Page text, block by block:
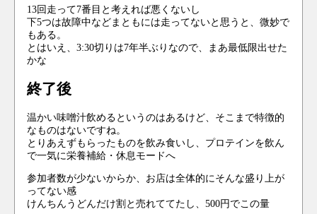
13回走って7番目と考えれば悪くないし
下5つは故障中などまともには走ってないと思うと、微妙で
もある。
とはいえ、3:30切りは7年半ぶりなので、まあ最低限出せた
かな
終了後
温かい味噌汁飲めるというのはあるけど、そこまで特徴的
なものはないですね。
とりあえずもらったものを飲み食いし、プロテインを飲ん
で一気に栄養補給・休息モードへ
参加者数が少ないからか、お店は全体的にそんな盛り上が
ってない感
けんちんうどんだけ割と売れててたし、500円でこの量